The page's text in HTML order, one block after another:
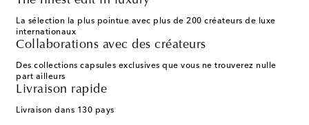
La sélection la plus pointue avec plus de 200 créateurs de luxe
internationaux
Collaborations avec des créateurs
Des collections capsules exclusives que vous ne trouverez nulle
part ailleurs
Livraison rapide
Livraison dans 130 pays